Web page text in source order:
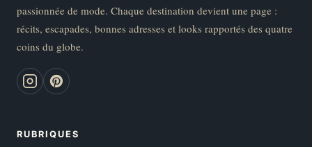
passionnée de mode. Chaque destination devient une page :
récits, escapades, bonnes adresses et looks rapportés des quatre
coins du globe.
RUBRIQUES